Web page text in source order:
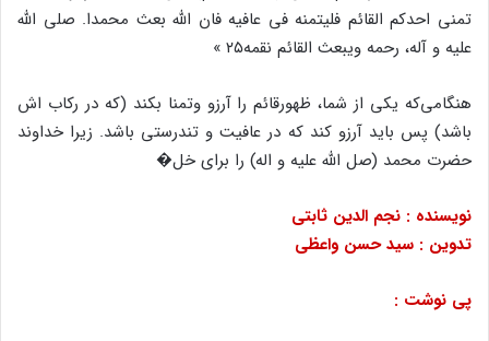
تمنی احدکم القائم فلیتمنه فی عافیه فان الله بعث محمدا. صلی الله
علیه و آله، رحمه ویبعث القائم نقمه۲۵ »
هنگامی‌که یکی از شما، ظهورقائم را آرزو وتمنا بکند (که در رکاب اش
باشد) پس باید آرزو کند که در عافیت و تندرستی باشد. زیرا خداوند
حضرت محمد (صل الله علیه و اله) را برای خل�
نویسنده : نجم الدین ثابتی
تدوین : سید حسن واعظی
پی نوشت :